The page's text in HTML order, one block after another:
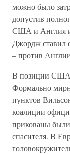
можно было
допустив
США и Англия
Джордж ставил
– против
В позиции США
Формально
пунктов
коалиции
прикованы
спасителя. В